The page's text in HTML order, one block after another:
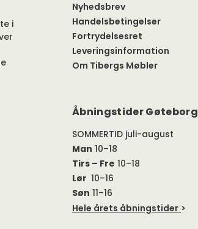
i
Nyhedsbrev
Handelsbetingelser
Fortrydelsesret
Leveringsinformation
Om Tibergs Møbler
Åbningstider Gøteborg
SOMMERTID juli-august
Man 10–18
Tirs – Fre 10–18
Lør 10–16
Søn 11–16
Hele årets åbningstider >